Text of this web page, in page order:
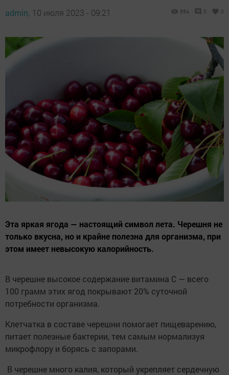
admin, 10 июля 2023 - 09:21 554 0 0
Эта яркая ягода — настоящий символ лета. Черешня не
только вкусна, но и крайне полезна для организма, при
этом имеет невысокую калорийность.
В черешне высокое содержание витамина С — всего
100 грамм этих ягод покрывают 20% суточной
потребности организма.
Клетчатка в составе черешни помогает пищеварению,
питает полезные бактерии, тем самым нормализуя
микрофлору и борясь с запорами.
В черешне много калия, который укрепляет сердечную